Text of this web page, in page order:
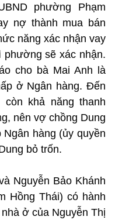
phường Phạm
nợ thành mua bán
năng xác nhận vay
phường sẽ xác nhận.
cho bà Mai Anh là
ở Ngân hàng. Đến
còn khả năng thanh
nên vợ chồng Dung
hàng (ủy quyền
bỏ trốn.
Nguyễn Bảo Khánh
Hồng Thái) có hành
ở của Nguyễn Thị